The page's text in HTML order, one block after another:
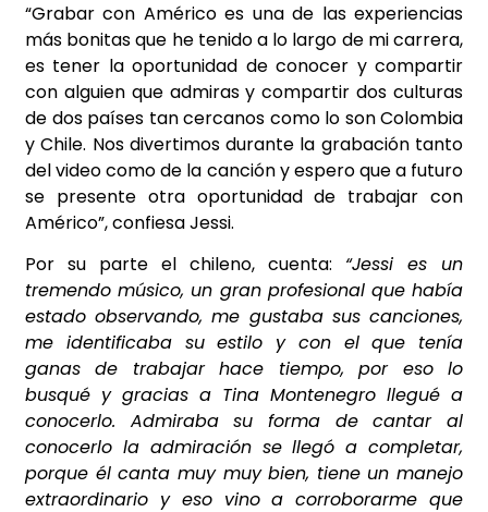
“Grabar con Américo es una de las experiencias
más bonitas que he tenido a lo largo de mi carrera,
es tener la oportunidad de conocer y compartir
con alguien que admiras y compartir dos culturas
de dos países tan cercanos como lo son Colombia
y Chile. Nos divertimos durante la grabación tanto
del video como de la canción y espero que a futuro
se presente otra oportunidad de trabajar con
Américo”, confiesa Jessi.
Por su parte el chileno, cuenta: “Jessi es un
tremendo músico, un gran profesional que había
estado observando, me gustaba sus canciones,
me identificaba su estilo y con el que tenía
ganas de trabajar hace tiempo, por eso lo
busqué y gracias a Tina Montenegro llegué a
conocerlo. Admiraba su forma de cantar al
conocerlo la admiración se llegó a completar,
porque él canta muy muy bien, tiene un manejo
extraordinario y eso vino a corroborarme que